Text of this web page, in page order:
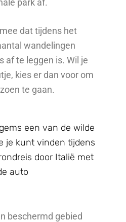
park af.
dat tijdens het
wandelingen
af te leggen is. Wil je
kies er dan voor om
te gaan.
beschermd gebied